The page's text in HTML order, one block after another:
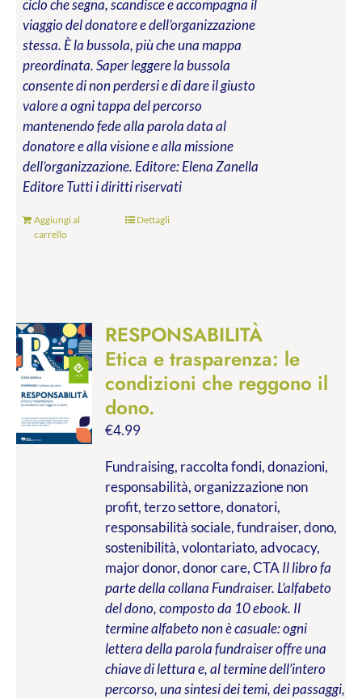
ciclo che segna, scandisce e accompagna il
viaggio del donatore e dell’organizzazione
stessa. È la bussola, più che una mappa
preordinata. Saper leggere la bussola
consente di non perdersi e di dare il giusto
valore a ogni tappa del percorso
mantenendo fede alla parola data al
donatore e alla visione e alla missione
dell’organizzazione. Editore: Elena Zanella
EditoreTutti i diritti riservati
Aggiungi al
carrello
Dettagli
RESPONSABILITÀ
Etica e trasparenza: le
condizioni che reggono il
dono.
€4.99
Fundraising, raccolta fondi, donazioni,
responsabilità, organizzazione non
profit, terzo settore, donatori,
responsabilità sociale, fundraiser, dono,
sostenibilità, volontariato, advocacy,
major donor, donor care, CTA Il libro fa
parte della collana Fundraiser. L’alfabeto
del dono, composto da 10 ebook. Il
termine alfabeto non è casuale: ogni
lettera della parola fundraiser offre una
chiave di lettura e, al termine dell’intero
percorso, una sintesi dei temi, dei passaggi,